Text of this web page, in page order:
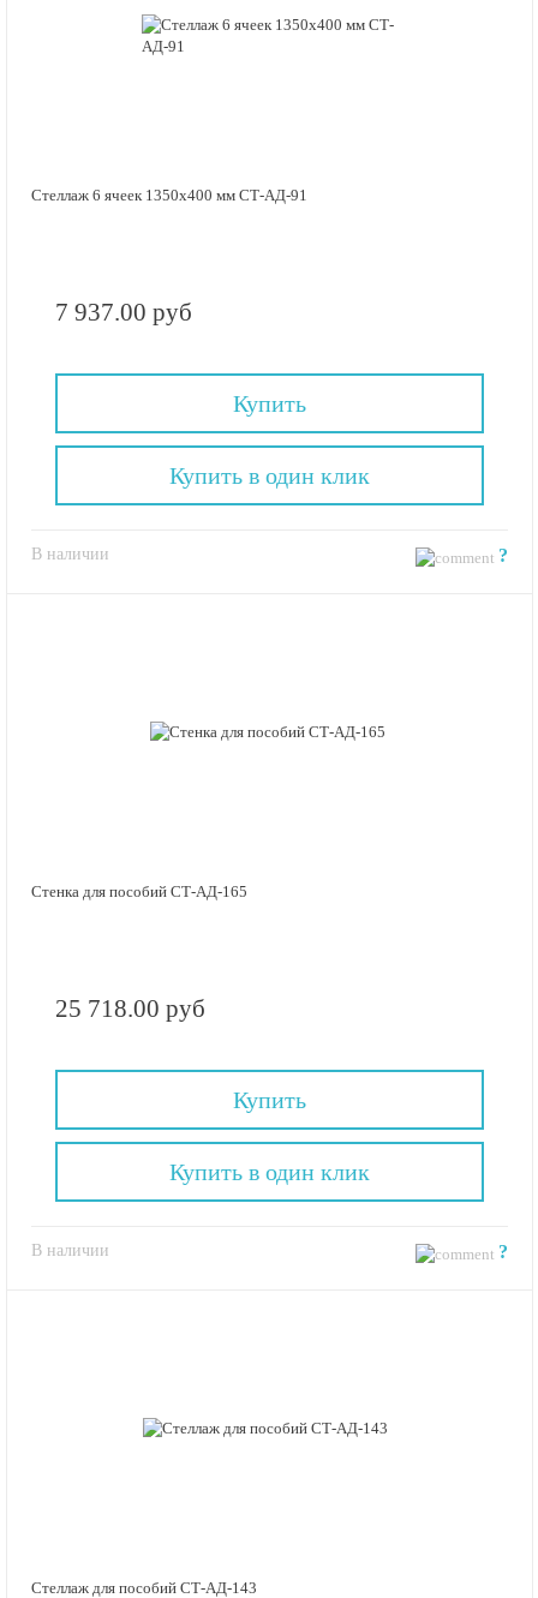
Стеллаж 6 ячеек 1350х400 мм СТ-АД-91
7 937.00 руб
Купить
В наличии ?
Купить в один клик
Стенка для пособий СТ-АД-165
25 718.00 руб
Купить
В наличии ?
Купить в один клик
Стеллаж для пособий СТ-АД-143